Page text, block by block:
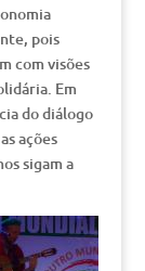
pois
com visões
Em
do diálogo
ações
sigam a